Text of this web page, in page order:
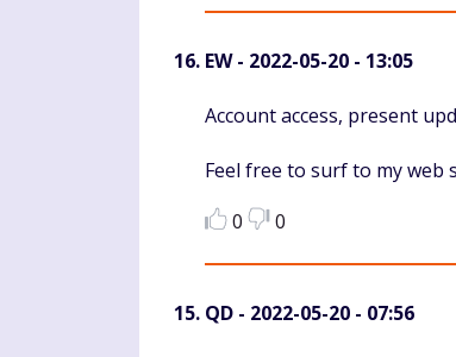
EW- 2022-05-20 - 13:05
Komentaras
Account access, present
Feel free to surf to my web
0
0
QD - 2022-05-20 - 07:56